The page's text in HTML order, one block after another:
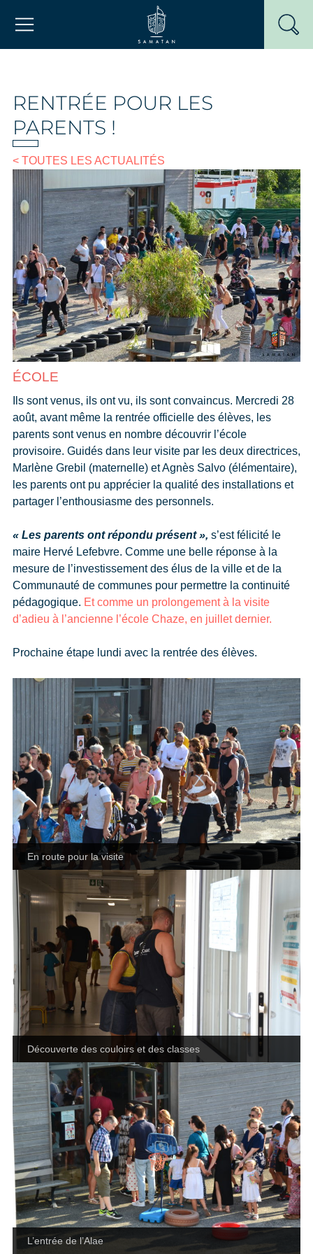
Mairie de Samatan
RENTRÉE POUR LES
PARENTS !
< TOUTES LES ACTUALITÉS
ÉCOLE
Ils sont venus, ils ont vu, ils sont convaincus. Mercredi 28
août, avant même la rentrée officielle des élèves, les
parents sont venus en nombre découvrir l’école
provisoire. Guidés dans leur visite par les deux directrices,
Marlène Grebil (maternelle) et Agnès Salvo (élémentaire),
les parents ont pu apprécier la qualité des installations et
partager l’enthousiasme des personnels.
« Les parents ont répondu présent », s’est félicité le
maire Hervé Lefebvre. Comme une belle réponse à la
mesure de l’investissement des élus de la ville et de la
Communauté de communes pour permettre la continuité
pédagogique. Et comme un prolongement à la visite
d’adieu à l’ancienne l’école Chaze, en juillet dernier.
Prochaine étape lundi avec la rentrée des élèves.
En route pour la visite
Découverte des couloirs et des classes
L’entrée de l’Alae